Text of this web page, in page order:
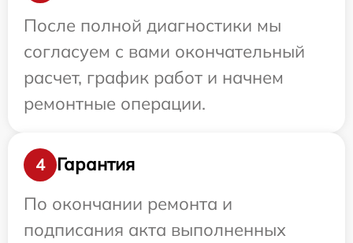
После полной диагностики мы
согласуем с вами окончательный
расчет, график работ и начнем
ремонтные операции.
4
Гарантия
По окончании ремонта и
подписания акта выполненных